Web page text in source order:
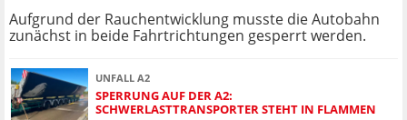
Aufgrund der Rauchentwicklung musste die Autobahn
zunächst in beide Fahrtrichtungen gesperrt werden.
UNFALL A2
SPERRUNG AUF DER A2:
SCHWERLASTTRANSPORTER STEHT IN FLAMMEN